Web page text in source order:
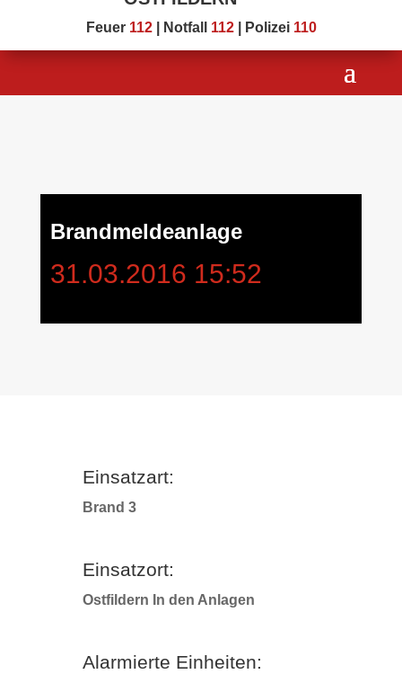
Feuer 112| Notfall 112| Polizei 110
Brandmeldeanlage
31.03.2016 15:52
Einsatzart:
Brand 3
Einsatzort:
Ostfildern In den Anlagen
Alarmierte Einheiten: